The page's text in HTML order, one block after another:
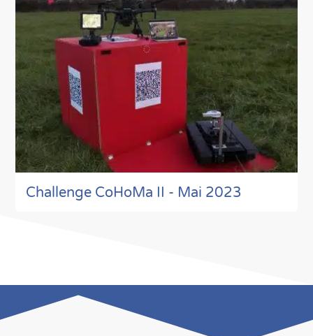
Challenge CoHoMa II - Mai 2023